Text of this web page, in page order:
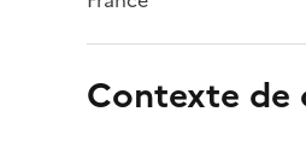
Contexte de